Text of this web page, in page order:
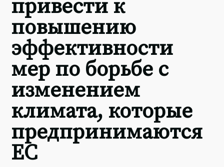
привести к
повышению
эффективности
мер по борьбе с
изменением
климата, которые
предпринимаются
ЕС